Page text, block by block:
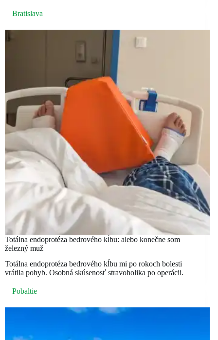
Bratislava
Totálna endoprotéza bedrového kĺbu: alebo konečne som
železný muž
Totálna endoprotéza bedrového kĺbu mi po rokoch bolesti
vrátila pohyb. Osobná skúsenosť stravoholika po operácii.
Pobaltie